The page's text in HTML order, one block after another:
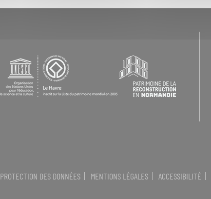
Menu
PROTECTION DES DONNÉES MENTIONS LÉGALES ACCESSIBILITÉ